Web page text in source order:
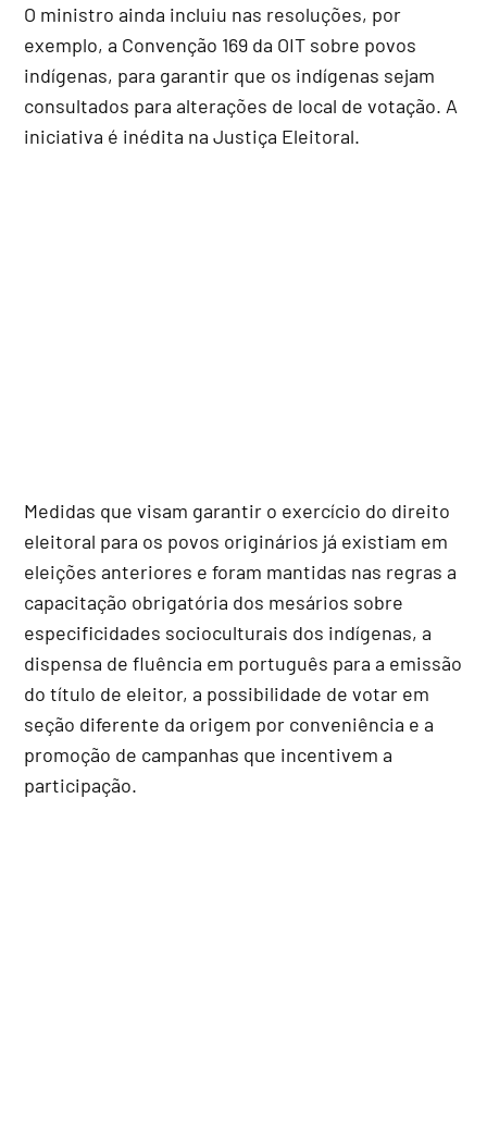
O ministro ainda incluiu nas resoluções, por
exemplo, a Convenção 169 da OIT sobre povos
indígenas, para garantir que os indígenas sejam
consultados para alterações de local de votação. A
iniciativa é inédita na Justiça Eleitoral.
Medidas que visam garantir o exercício do direito
eleitoral para os povos originários já existiam em
eleições anteriores e foram mantidas nas regras a
capacitação obrigatória dos mesários sobre
especificidades socioculturais dos indígenas, a
dispensa de fluência em português para a emissão
do título de eleitor, a possibilidade de votar em
seção diferente da origem por conveniência e a
promoção de campanhas que incentivem a
participação.